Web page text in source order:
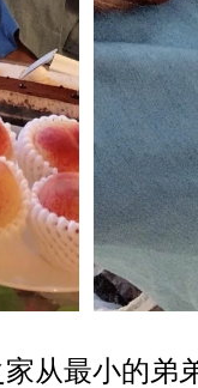
从最小的弟